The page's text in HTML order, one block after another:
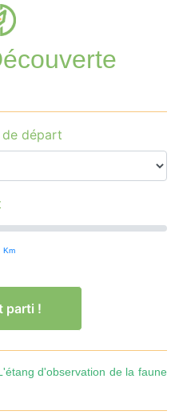
départ
Km
parti !
d'observation de la faune